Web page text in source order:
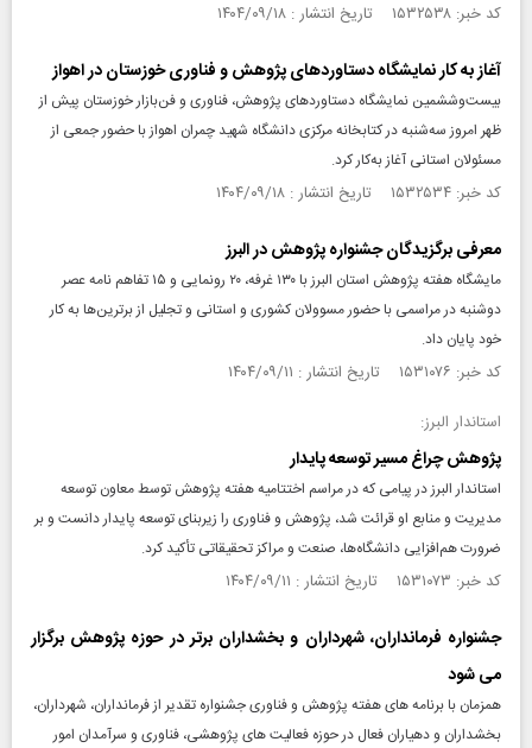
کد خبر: ۱۵۳۲۵۳۸ تاریخ انتشار : ۱۴۰۴/۰۹/۱۸
آغاز به کار نمایشگاه دستاورد‌های پژوهش و فناوری خوزستان در اهواز
بیست‌وششمین نمایشگاه دستاورد‌های پژوهش، فناوری و فن‌بازار خوزستان پیش از
ظهر امروز سه‌شنبه در کتابخانه مرکزی دانشگاه شهید چمران اهواز با حضور جمعی از
مسئولان استانی آغاز به‌کار کرد.
کد خبر: ۱۵۳۲۵۳۴ تاریخ انتشار : ۱۴۰۴/۰۹/۱۸
معرفی برگزیدگان جشنواره پژوهش در البرز
مایشگاه هفته پژوهش استان البرز با ۱۳۰ غرفه، ۲۰ رونمایی و ۱۵ تفاهم نامه عصر
دوشنبه در مراسمی با حضور مسوولان کشوری و استانی و تجلیل از برترین‌ها به کار
خود پایان داد.
کد خبر: ۱۵۳۱۰۷۶ تاریخ انتشار : ۱۴۰۴/۰۹/۱۱
استاندار البرز:
پژوهش چراغ مسیر توسعه پایدار
استاندار البرز در پیامی که در مراسم اختتامیه هفته پژوهش توسط معاون توسعه
مدیریت و منابع او قرائت شد، پژوهش و فناوری را زیربنای توسعه پایدار دانست و بر
ضرورت هم‌افزایی دانشگاه‌ها، صنعت و مراکز تحقیقاتی تأکید کرد.
کد خبر: ۱۵۳۱۰۷۳ تاریخ انتشار : ۱۴۰۴/۰۹/۱۱
جشنواره فرمانداران، شهرداران و بخشداران برتر در حوزه پژوهش برگزار
می شود
همزمان با برنامه های هفته پژوهش و فناوری جشنواره تقدیر از فرمانداران، شهرداران،
بخشداران و دهیاران فعال در حوزه فعالیت های پژوهشی، فناوری و سرآمدان امور